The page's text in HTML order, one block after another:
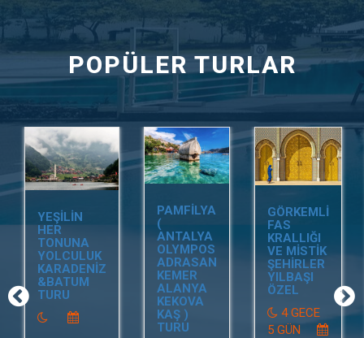
POPÜLER TURLAR
YEŞİLİN
HER
TONUNA
YOLCULUK
KARADENİZ
&BATUM
TURU
PAMFİLYA
(
ANTALYA
OLYMPOS
ADRASAN
KEMER
ALANYA
KEKOVA
KAŞ )
TURU
GÖRKEMLİ
FAS
KRALLIĞI
VE MİSTİK
ŞEHİRLER
YILBAŞI
ÖZEL
4 GECE
5 GÜN